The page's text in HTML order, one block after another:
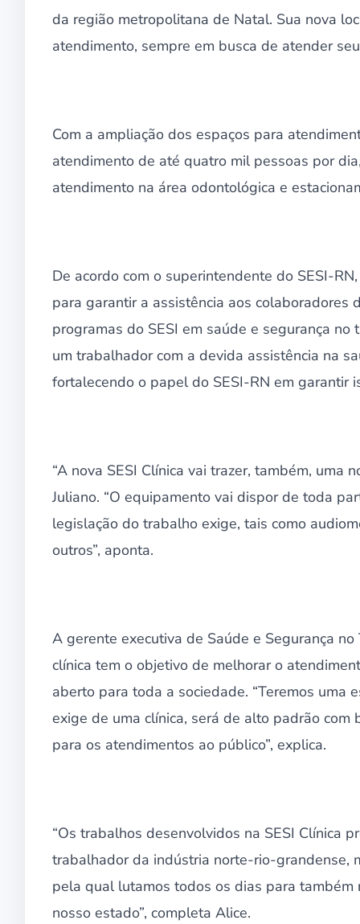
da região metropolitana de Natal. Sua nova
atendimento, sempre em busca de atender
Com a ampliação dos espaços para
atendimento de até quatro mil pessoas por
atendimento na área odontológica e
De acordo com o superintendente do SESI-
para garantir a assistência aos colaboradores
programas do SESI em saúde e segurança
um trabalhador com a devida assistência na
fortalecendo o papel do SESI-RN em garantir
“A nova SESI Clínica vai trazer, também, uma
Juliano. “O equipamento vai dispor de toda
legislação do trabalho exige, tais como
outros”, aponta.
A gerente executiva de Saúde e Segurança
clínica tem o objetivo de melhorar o
aberto para toda a sociedade. “Teremos
exige de uma clínica, será de alto padrão
para os atendimentos ao público”, explica.
“Os trabalhos desenvolvidos na SESI Clínica
trabalhador da indústria norte-rio-grandense,
pela qual lutamos todos os dias para
nosso estado”, completa Alice.